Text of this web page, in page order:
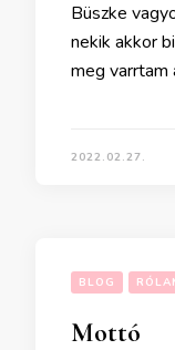
Büszke
nekik akkor
meg varrtam
2022.02.27.
BLOG
Mottó